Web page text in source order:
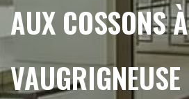
AUX COSSONS À
VAUGRIGNEUSE